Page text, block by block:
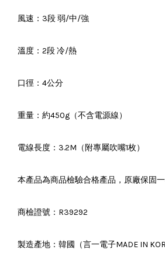
風速：3段 弱/中/強
溫度：2段 冷/熱
口徑：4公分
重量：約450g（不含電源線）
電線長度：3.2M（附專屬吹嘴1枚）
本產品為商品檢驗合格產品，原廠保固
商檢證號：R39292
製造產地：韓國（言一電子MADE IN